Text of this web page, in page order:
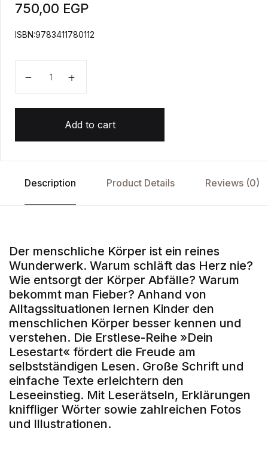
750,00 EGP
ISBN:9783411780112
Add to cart
Description Product Details Reviews (0)
Der menschliche Körper ist ein reines
Wunderwerk. Warum schläft das Herz nie?
Wie entsorgt der Körper Abfälle? Warum
bekommt man Fieber? Anhand von
Alltagssituationen lernen Kinder den
menschlichen Körper besser kennen und
verstehen. Die Erstlese-Reihe »Dein
Lesestart« fördert die Freude am
selbstständigen Lesen. Große Schrift und
einfache Texte erleichtern den
Leseeinstieg. Mit Leserätseln, Erklärungen
kniffliger Wörter sowie zahlreichen Fotos
und Illustrationen.